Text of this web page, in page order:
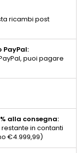
ricambi post
puoi pagare
alla consegna:
in contanti
€4.999,99)